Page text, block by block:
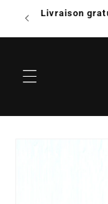
passer
contenu
Livraison